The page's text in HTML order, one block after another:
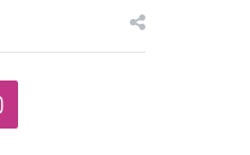
Instagram